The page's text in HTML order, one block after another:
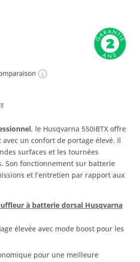
€.
, le Husqvarna 550iBTX offre
un confort de portage élevé. Il
surfaces et les tournées
Son fonctionnement sur batterie
et l’entretien par rapport aux
à batterie dorsal Husqvarna
élevée avec mode boost pour les
pour une meilleure